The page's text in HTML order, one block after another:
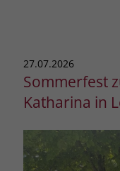
27.07.2026
Sommerfest
Katharina in